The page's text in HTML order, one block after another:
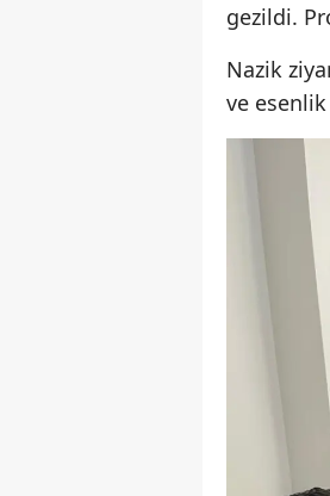
gezildi.
Nazik
ve